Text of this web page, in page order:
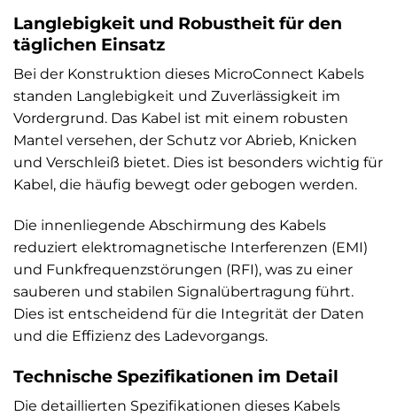
Langlebigkeit und Robustheit für den
täglichen Einsatz
Bei der Konstruktion dieses MicroConnect Kabels
standen Langlebigkeit und Zuverlässigkeit im
Vordergrund. Das Kabel ist mit einem robusten
Mantel versehen, der Schutz vor Abrieb, Knicken
und Verschleiß bietet. Dies ist besonders wichtig für
Kabel, die häufig bewegt oder gebogen werden.
Die innenliegende Abschirmung des Kabels
reduziert elektromagnetische Interferenzen (EMI)
und Funkfrequenzstörungen (RFI), was zu einer
sauberen und stabilen Signalübertragung führt.
Dies ist entscheidend für die Integrität der Daten
und die Effizienz des Ladevorgangs.
Technische Spezifikationen im Detail
Die detaillierten Spezifikationen dieses Kabels